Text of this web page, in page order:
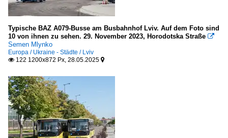
Typische BAZ A079-Busse am Busbahnhof Lviv. Auf dem Foto sind
10 von ihnen zu sehen. 29. November 2023, Horodotska Straße 
Semen Mlynko
Europa / Ukraine - Städte / Lviv
 122 1200x872 Px, 28.05.2025 